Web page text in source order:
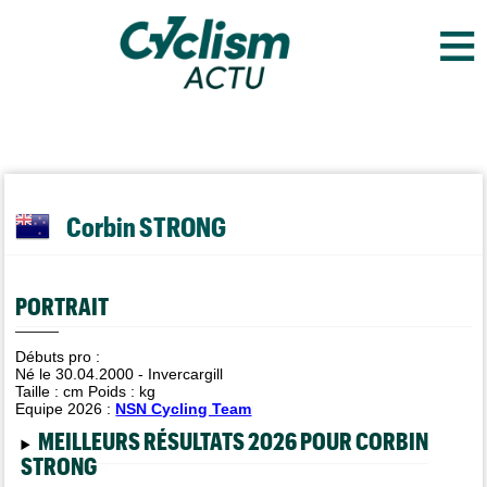
≡
Corbin STRONG
PORTRAIT
Débuts pro :
Né le 30.04.2000 - Invercargill
Taille :cm Poids : kg
Equipe 2026 : NSN Cycling Team
MEILLEURS RÉSULTATS 2026 POUR CORBIN
STRONG